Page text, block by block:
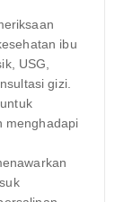
ibu
USG,
gizi.
menghadapi